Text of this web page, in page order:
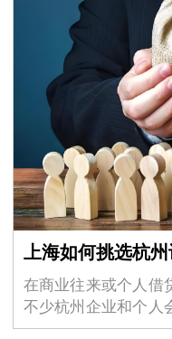
在商业往来或个人借
不少杭州企业和个人
讨债公司因此成为许